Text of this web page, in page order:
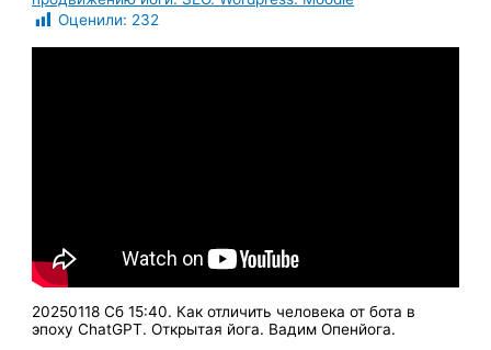
Оценили: 232
20250118 Сб 15:40. Как отличить человека от бота в
эпоху ChatGPT. Открытая йога. Вадим Опенйога.